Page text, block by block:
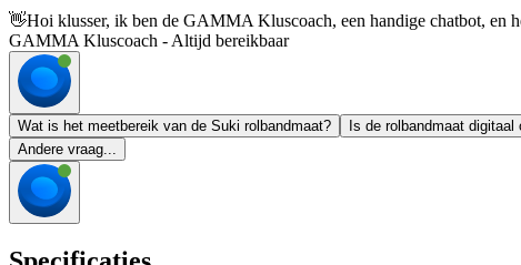
👋Hoi klusser, ik ben de GAMMA Kluscoach, een handige chatbot, en
GAMMA Kluscoach - Altijd bereikbaar
Wat is het meetbereik van de Suki rolbandmaat? Is de rolbandmaat digitaal
Andere vraag...